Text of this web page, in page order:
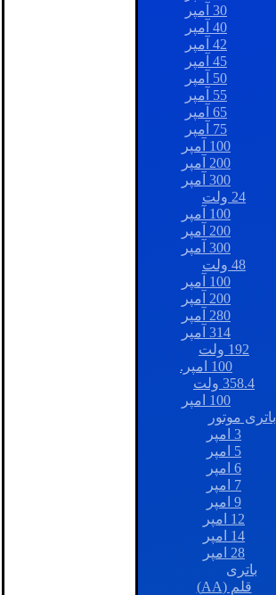
30 آمپر
40 آمپر
42 آمپر
45 آمپر
50 آمپر
55 آمپر
65 آمپر
75 آمپر
100 آمپر
200 آمپر
300 آمپر
24 ولت
100 آمپر
200 آمپر
300 آمپر
48 ولت
100 آمپر
200 آمپر
280 آمپر
314 آمپر
192 ولت
100 امپر.
358.4 ولت
100 امپر
باتری موتور
3 امپر
5 امپر
6 امپر
7 امپر
9 امپر
12 امپر
14 امپر
28 امپر
باتری
قلم (AA)